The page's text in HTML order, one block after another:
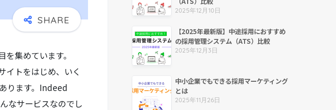
集めています。
イトをはじめ、いく
ります。Indeed
なサービスなのでし
2025年12月10日
【2025年最新版】中途採用におすすめ
の採用管理システム（ATS）比較
2025年12月3日
中小企業でもできる採用マーケティング
とは
2025年11月26日